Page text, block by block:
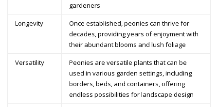
gardeners
Longevity
Once established, peonies can thrive for
decades, providing years of enjoyment with
their abundant blooms and lush foliage
Versatility
Peonies are versatile plants that can be
used in various garden settings, including
borders, beds, and containers, offering
endless possibilities for landscape design